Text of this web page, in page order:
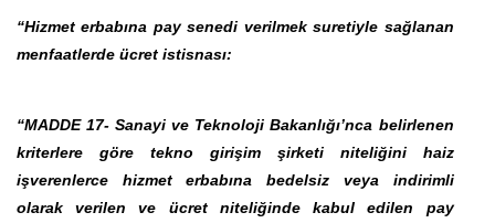
“Hizmet erbabına pay senedi verilmek suretiyle sağlanan
menfaatlerde ücret istisnası:
“MADDE 17- Sanayi ve Teknoloji Bakanlığı’nca belirlenen
kriterlere göre tekno girişimşirketi niteliğini haiz
işverenlerce hizmet erbabına bedelsiz veya indirimli
olarak verilen ve ücret niteliğinde kabul edilen pay